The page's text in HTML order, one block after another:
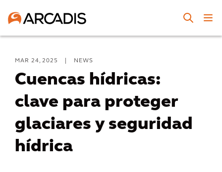
MAR 24, 2025 NEWS
Cuencas hídricas:
clave para proteger
glaciares y seguridad
hídrica